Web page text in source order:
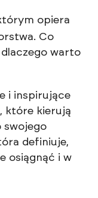
opiera
Co
warto
i inspirujące
które kierują
swojego
definiuje,
osiągnąć i w